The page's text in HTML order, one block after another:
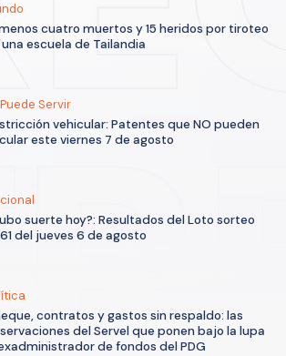
cuatro muertos y 15 heridos por tiroteo
escuela de Tailandia
Servir
vehicular: Patentes que NO pueden
este viernes 7 de agosto
suerte hoy?: Resultados del Loto sorteo
del jueves 6 de agosto
contratos y gastos sin respaldo: las
del Servel que ponen bajo la lupa
de fondos del PDG